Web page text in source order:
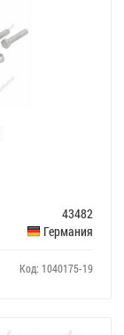
43482
Германия
Код: 1040175-19